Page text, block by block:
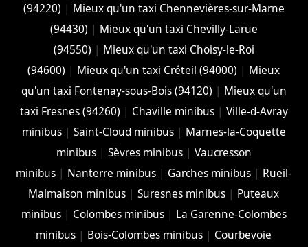
(94220) | Mieux qu'un taxi Chennevières-sur-Marne
(94430) | Mieux qu'un taxi Chevilly-Larue
(94550) | Mieux qu'un taxi Choisy-le-Roi
(94600) | Mieux qu'un taxi Créteil (94000) | Mieux
qu'un taxi Fontenay-sous-Bois (94120) | Mieux qu'un
taxi Fresnes (94260) | Chaville minibus| Ville-d-Avray
minibus| Saint-Cloud minibus| Marnes-la-Coquette
minibus| Sèvres minibus| Vaucresson
minibus | Nanterre minibus | Garches minibus | Rueil-
Malmaison minibus |Suresnes minibus | Puteaux
minibus| Colombes minibus| La Garenne-Colombes
minibus | Bois-Colombes minibus | Courbevoie